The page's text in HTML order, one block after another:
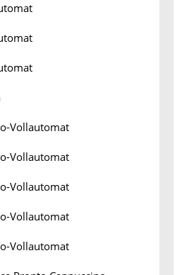
Vollautomat
Vollautomat
Vollautomat
Vollautomat
Vollautomat